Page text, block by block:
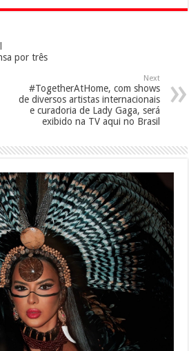
por três
Next
#TogetherAtHome, com shows
de diversos artistas internacionais
e curadoria de Lady Gaga, será
exibido na TV aqui no Brasil